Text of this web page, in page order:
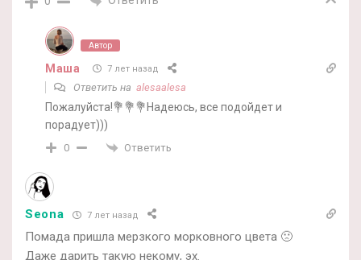
Автор
Маша 7 лет назад
Ответить на alesaalesa
Пожалуйста!💐💐💐Надеюсь, все подойдет и
порадует)))
0 Ответить
Seona 7 лет назад
Помада пришла мерзкого морковного цвета 🙁
Даже дарить такую некому, эх.